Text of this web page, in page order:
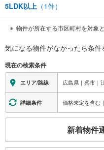
5LDK以上 （1件）
物件が所在する市区町村を対象
気になる物件がなかったら条件
現在の検索条件
エリア/路線 広島県｜呉市｜
詳細条件
検
新着物件